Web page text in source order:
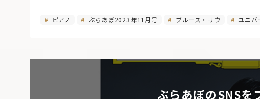
ピアノ ぶらあぼ2023年11月号 ブルース・リウ ユニバ
ぶらあぼのSNSを